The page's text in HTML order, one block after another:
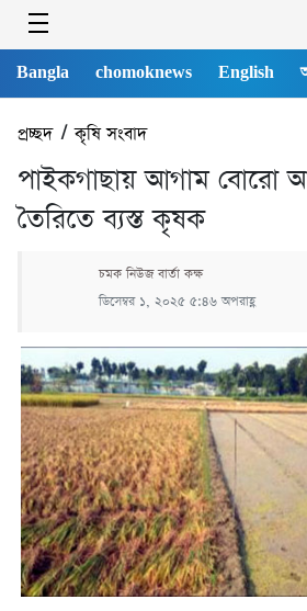
Bangla chomoknews English
প্রচ্ছদ/কৃষি সংবাদ
পাইকগাছায় আগাম বোরো
তৈরিতে ব্যস্ত কৃষক
চমক নিউজ বার্তা কক্ষ
ডিসেম্বর ১, ২০২৫ ৫:৪৬ অপরাহ্ণ